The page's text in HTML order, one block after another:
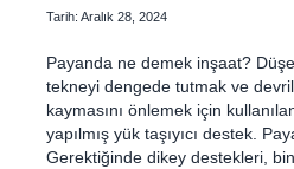
Tarih: Aralık 28, 2024
Payanda ne demek inşaat?
tekneyi dengede tutmak ve
kaymasını önlemek için
yapılmış yük taşıyıcı destek.
Gerektiğinde dikey destekleri,